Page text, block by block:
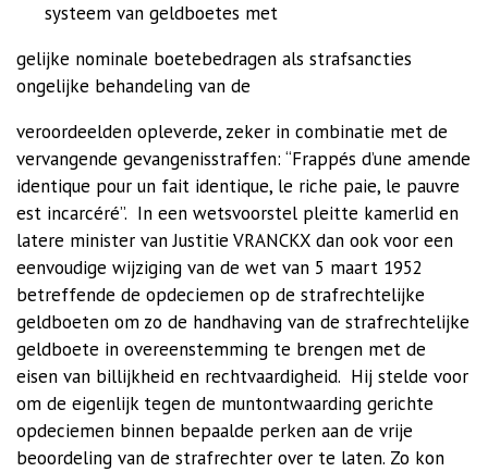
systeem van geldboetes met
gelijke nominale boetebedragen als strafsancties
ongelijke behandeling van de
veroordeelden opleverde, zeker in combinatie met de
vervangende gevangenisstraffen: “Frappés d’une amende
identique pour un fait identique, le riche paie, le pauvre
est incarcéré”. In een wetsvoorstel pleitte kamerlid en
latere minister van Justitie VRANCKX dan ook voor een
eenvoudige wijziging van de wet van 5 maart 1952
betreffende de opdeciemen op de strafrechtelijke
geldboeten om zo de handhaving van de strafrechtelijke
geldboete in overeenstemming te brengen met de
eisen van billijkheid en rechtvaardigheid. Hij stelde voor
om de eigenlijk tegen de muntontwaarding gerichte
opdeciemen binnen bepaalde perken aan de vrije
beoordeling van de strafrechter over te laten. Zo kon